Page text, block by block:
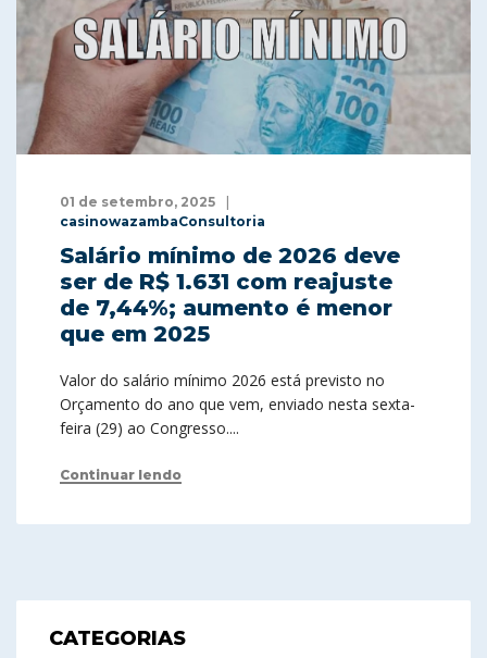
01 de setembro, 2025
casinowazambaConsultoria
Salário mínimo de 2026 deve
ser de R$ 1.631 com reajuste
de 7,44%; aumento é menor
que em 2025
Valor do salário mínimo 2026 está previsto no
Orçamento do ano que vem, enviado nesta sexta-
feira (29) ao Congresso....
Continuar lendo
CATEGORIAS